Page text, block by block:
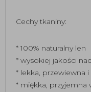
Cechy tkaniny:
* 100% naturalny len
* wysokiej jakości
* lekka, przewiewna
* miękka, przyjemna